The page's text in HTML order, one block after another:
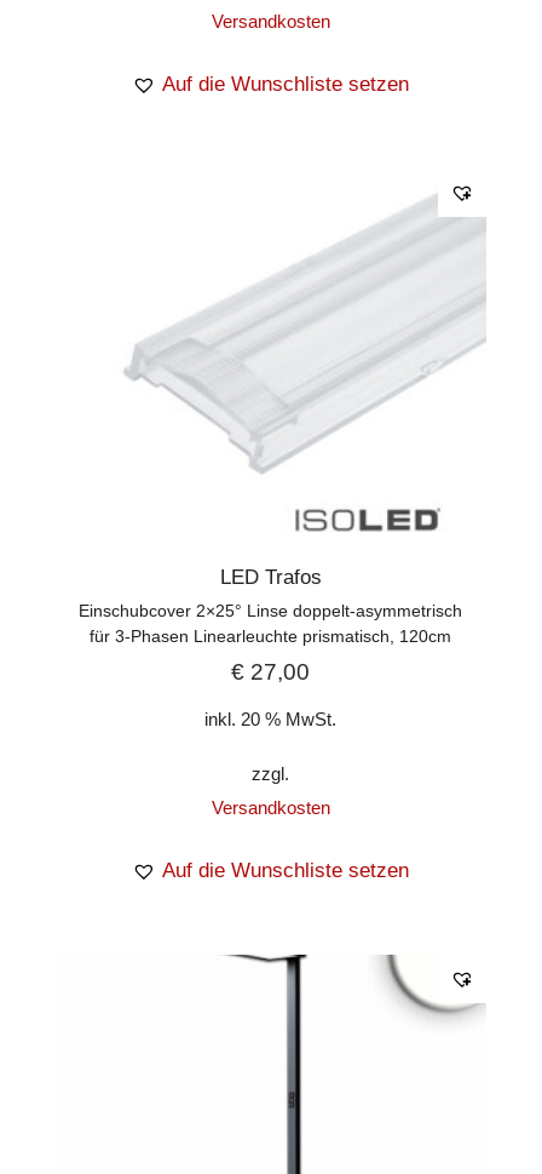
Versandkosten
Auf die Wunschliste setzen
LED Trafos
Einschubcover 2×25° Linse doppelt-asymmetrisch
für 3-Phasen Linearleuchte prismatisch, 120cm
€ 27,00
inkl. 20 % MwSt.
zzgl.
Versandkosten
Auf die Wunschliste setzen